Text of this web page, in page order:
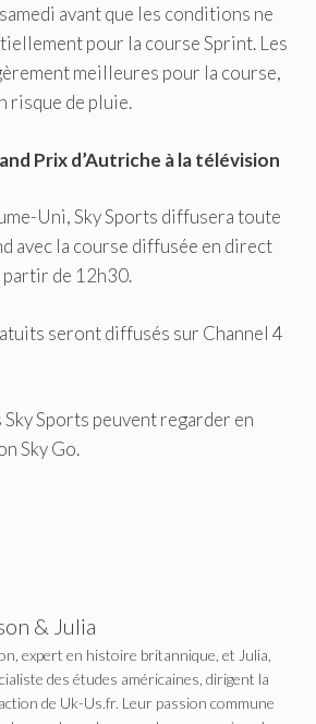
avant que les conditions ne
pour la course Sprint. Les
meilleures pour la course,
risque de pluie.
Prix d’Autriche à la télévision
Uni, Sky Sports diffusera toute
avec la course diffusée en direct
partir de 12h30.
seront diffusés sur Channel 4
Sky Sports peuvent regarder en
Sky Go.
& Julia
expert en histoire britannique, et Julia,
des études américaines, dirigent la
de Uk-Us.fr. Leur passion commune